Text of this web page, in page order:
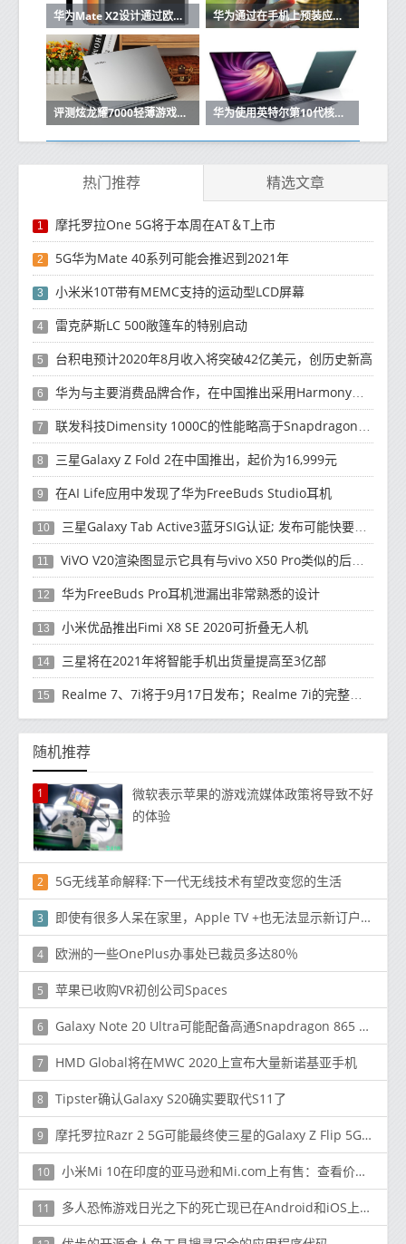
华为Mate X2设计通过欧洲认证上市 华为通过在手机上预装应用来弥补Play商店的不足
评测炫龙耀7000轻薄游戏本怎么样以及华为MateBook 13如何 华为使用英特尔第10代核心CPU升级MateBook X Pro 2020
热门推荐 精选文章
1 摩托罗拉One 5G将于本周在AT＆T上市
2 5G华为Mate 40系列可能会推迟到2021年
3 小米米10T带有MEMC支持的运动型LCD屏幕
4 雷克萨斯LC 500敞篷车的特别启动
5 台积电预计2020年8月收入将突破42亿美元，创历史新高
6 华为与主要消费品牌合作，在中国推出采用HarmonyOS 2.0的智能家居产品
7 联发科技Dimensity 1000C的性能略高于Snapdragon 765G
8 三星Galaxy Z Fold 2在中国推出，起价为16,999元
9 在AI Life应用中发现了华为FreeBuds Studio耳机
10 三星Galaxy Tab Active3蓝牙SIG认证; 发布可能快要结束了
11 ViVO V20渲染图显示它具有与vivo X50 Pro类似的后部设计
12 华为FreeBuds Pro耳机泄漏出非常熟悉的设计
13 小米优品推出Fimi X8 SE 2020可折叠无人机
14 三星将在2021年将智能手机出货量提高至3亿部
15 Realme 7、7i将于9月17日发布；Realme 7i的完整规格并导致泄漏
随机推荐
1
微软表示苹果的游戏流媒体政策将导致不好
的体验
2 5G无线革命解释:下一代无线技术有望改变您的生活
3 即使有很多人呆在家里，Apple TV +也无法显示新订户数量的增长
4 欧洲的一些OnePlus办事处已裁员多达80％
5 苹果已收购VR初创公司Spaces
6 Galaxy Note 20 Ultra可能配备高通Snapdragon 865 Plus
7 HMD Global将在MWC 2020上宣布大量新诺基亚手机
8 Tipster确认Galaxy S20确实要取代S11了
9 摩托罗拉Razr 2 5G可能最终使三星的Galaxy Z Flip 5G相形见war
10 小米Mi 10在印度的亚马逊和Mi.com上有售：查看价格，报价和规格
11 多人恐怖游戏日光之下的死亡现已在Android和iOS上推出